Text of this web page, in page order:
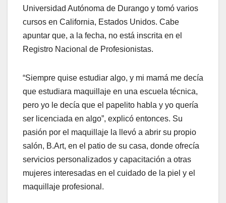
Universidad Autónoma de Durango y tomó varios
cursos en California, Estados Unidos. Cabe
apuntar que, a la fecha, no está inscrita en el
Registro Nacional de Profesionistas.
“Siempre quise estudiar algo, y mi mamá me decía
que estudiara maquillaje en una escuela técnica,
pero yo le decía que el papelito habla y yo quería
ser licenciada en algo”, explicó entonces. Su
pasión por el maquillaje la llevó a abrir su propio
salón, B.Art, en el patio de su casa, donde ofrecía
servicios personalizados y capacitación a otras
mujeres interesadas en el cuidado de la piel y el
maquillaje profesional.